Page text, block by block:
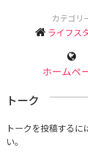
カテゴリ
ライフス
ホームペ
トーク
トークを投稿する
い。